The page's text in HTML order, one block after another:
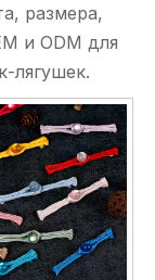
размера,
и ODM для
лягушек.